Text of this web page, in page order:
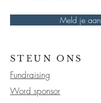
Meld je aan
STEUN ONS
Fundraising
Word sponsor